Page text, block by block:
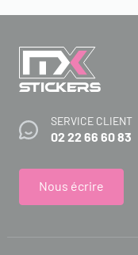
SERVICE CLIENT
02 22 66 60 83
Nous écrire